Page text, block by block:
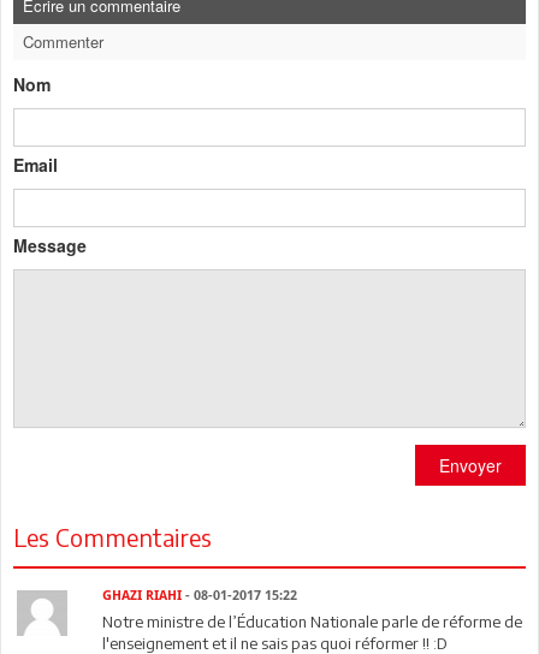
Ecrire un commentaire
Commenter
Nom
Email
Message
Envoyer
Les Commentaires
GHAZI RIAHI - 08-01-2017 15:22
Notre ministre de l’Éducation Nationale parle de réforme de
l'enseignement et il ne sais pas quoi réformer !! :D